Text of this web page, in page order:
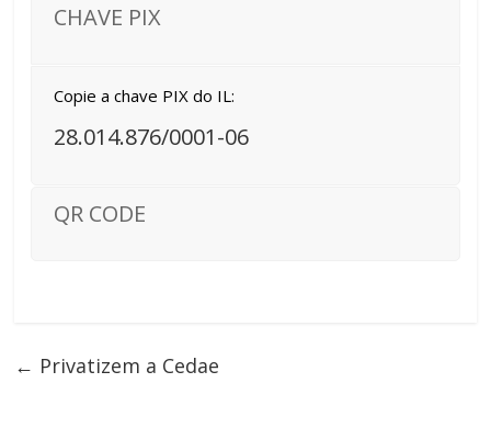
CHAVE PIX
Copie a chave PIX do IL:
28.014.876/0001-06
QR CODE
← Privatizem a Cedae